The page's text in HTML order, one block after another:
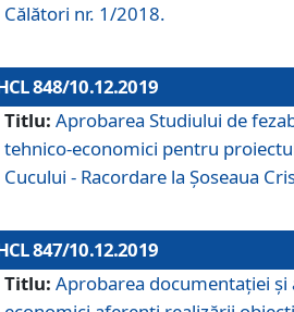
Călători nr. 1/2018.
848/10.12.2019
Titlu: Aprobarea Studiului de
tehnico-economici pentru
Cucului - Racordare la Șoseaua
847/10.12.2019
Titlu: Aprobarea documentației